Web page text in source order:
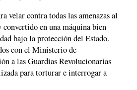
velar contra todas las amenazas al
en una máquina bien
bajo la protección del Estado.
con el Ministerio de
a las Guardias Revolucionarias
para torturar e interrogar a